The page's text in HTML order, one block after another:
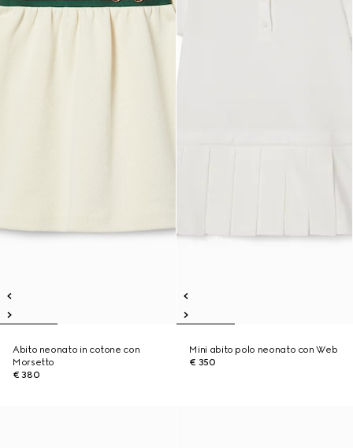
Abito neonato in cotone con
Morsetto
€ 380
Mini abito polo neonato con Web
€ 350